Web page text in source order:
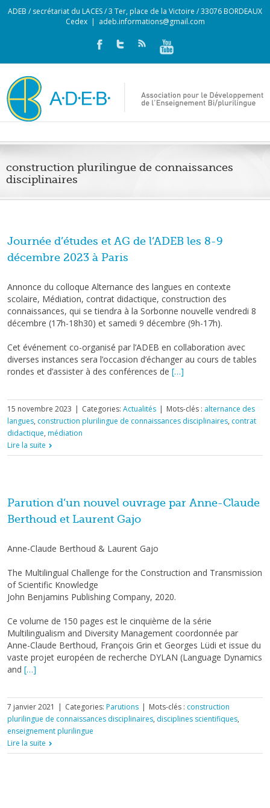
ADEB / secrétariat du LACES / 3 Ter, place de la Victoire / 33076 BORDEAUX
Cedex | adeb.informations@gmail.com
construction plurilingue de connaissances
disciplinaires
Journée d’études et AG de l‘ADEB les 8-9
décembre 2023 à Paris
Annonce du colloque Alternance des langues en contexte
scolaire, Médiation, contrat didactique, construction des
connaissances, qui se tiendra à la Sorbonne nouvelle vendredi 8
décembre (17h-18h30) et samedi 9 décembre (9h-17h).
Cet événement co-organisé par l’ADEB en collaboration avec
diverses instances sera l’occasion d’échanger au cours de tables
rondes et d’assister à des conférences de […]
15 novembre 2023 | Categories: Actualités | Mots-clés : alternance des
langues, construction plurilingue de connaissances disciplinaires, contrat
didactique, médiation
Lire la suite
Parution d’un nouvel ouvrage par Anne-Claude
Berthoud et Laurent Gajo
Anne-Claude Berthoud & Laurent Gajo
The Multilingual Challenge for the Construction and Transmission
of Scientific Knowledge
John Benjamins Publishing Company, 2020.
Ce volume de 150 pages est le cinquième de la série
Multilingualism and Diversity Management coordonnée par
Anne-Claude Berthoud, François Grin et Georges Lüdi et issue du
vaste projet européen de recherche DYLAN (Language Dynamics
and […]
7 janvier 2021 | Categories: Parutions | Mots-clés : construction
plurilingue de connaissances disciplinaires, disciplines scientifiques,
enseignement plurilingue
Lire la suite